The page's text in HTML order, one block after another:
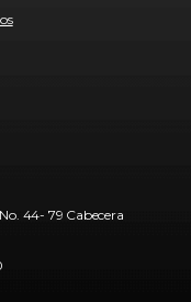
44- 79 Cabecera